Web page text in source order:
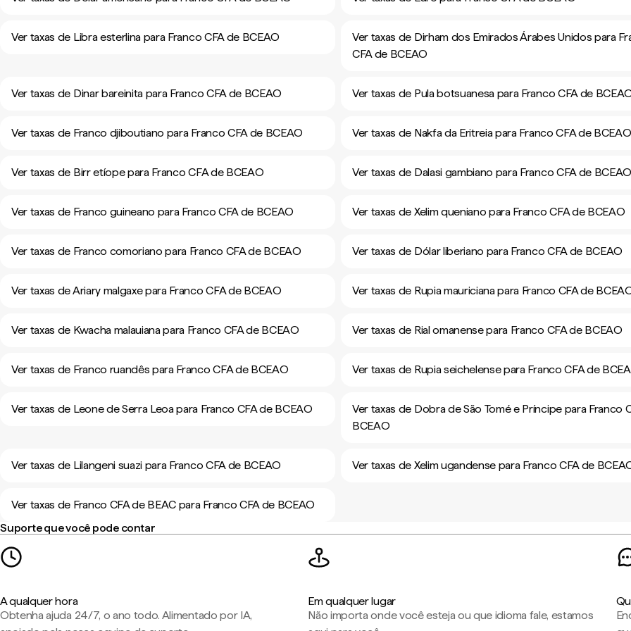
Ver taxas de Libra esterlina para Franco CFA de BCEAO
Ver taxas de Dirham dos Emirados Árabes Unidos para
CFA de BCEAO
Ver taxas de Dinar bareinita para Franco CFA de BCEAO Ver taxas de Pula botsuanesa para Franco CFA de
Ver taxas de Franco djiboutiano para Franco CFA de BCEAO Ver taxas de Nakfa da Eritreia para Franco CFA de BCEAO
Ver taxas de Birr etíope para Franco CFA de BCEAO Ver taxas de Dalasi gambiano para Franco CFA de BCEAO
Ver taxas de Franco guineano para Franco CFA de BCEAO Ver taxas de Xelim queniano para Franco CFA de BCEAO
Ver taxas de Franco comoriano para Franco CFA de BCEAO Ver taxas de Dólar liberiano para Franco CFA de BCEAO
Ver taxas de Ariary malgaxe para Franco CFA de BCEAO Ver taxas de Rupia mauriciana para Franco CFA de
Ver taxas de Kwacha malauiana para Franco CFA de BCEAO Ver taxas de Rial omanense para Franco CFA de BCEAO
Ver taxas de Franco ruandês para Franco CFA de BCEAO Ver taxas de Rupia seichelense para Franco CFA de
Ver taxas de Leone de Serra Leoa para Franco CFA de BCEAO
Ver taxas de Dobra de São Tomé e Príncipe para Franco
BCEAO
Ver taxas de Lilangeni suazi para Franco CFA de BCEAO Ver taxas de Xelim ugandense para Franco CFA de
Ver taxas de Franco CFA de BEAC para Franco CFA de BCEAO
Suporte que você pode contar
A qualquer hora
Obtenha ajuda 24/7, o ano todo. Alimentado por IA,
Em qualquer lugar
Não importa onde você esteja ou que idioma fale, estamos